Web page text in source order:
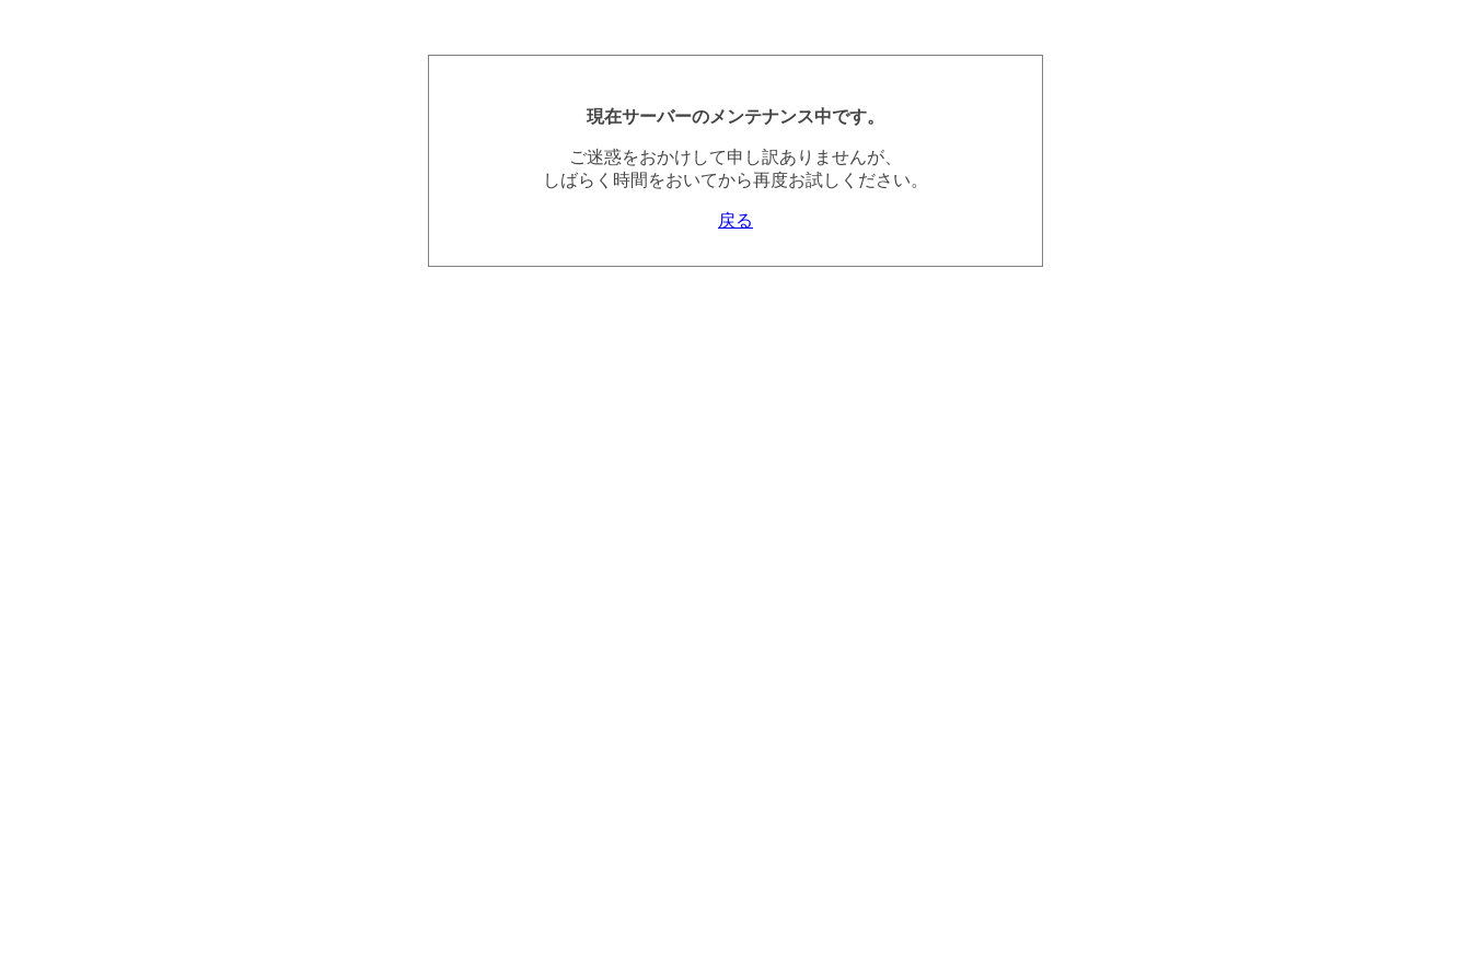
現在サーバーのメンテナンス中です。
ご迷惑をおかけして申し訳ありませんが、
しばらく時間をおいてから再度お試しください。
戻る